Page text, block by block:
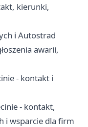
kierunki,
i Autostrad
awarii,
- kontakt i
- kontakt,
i wsparcie dla firm